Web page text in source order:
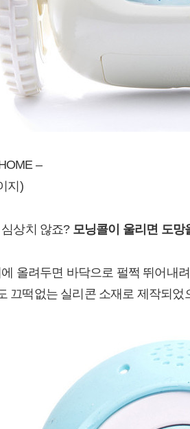
–
지)
상치 않죠? 모닝콜이 울리면 도
올려두면 바닥으로 펄쩍 뛰어내
끄떡없는 실리콘 소재로 제작되었